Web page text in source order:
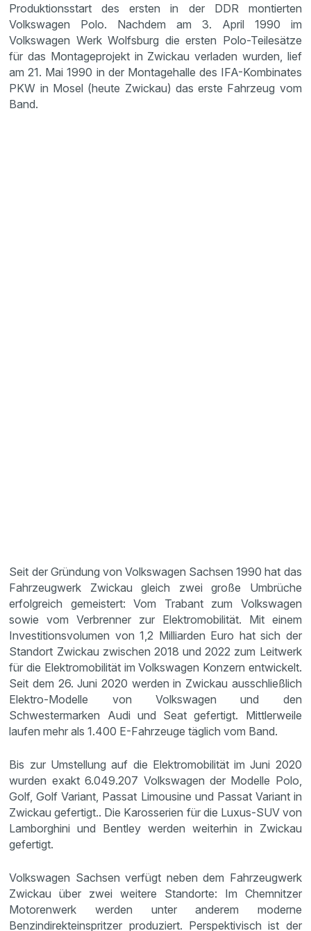
Produktionsstart des ersten in der DDR montierten
Volkswagen Polo. Nachdem am 3. April 1990 im
Volkswagen Werk Wolfsburg die ersten Polo-Teilesätze
für das Montageprojekt in Zwickau verladen wurden, lief
am 21. Mai 1990 in der Montagehalle des IFA-Kombinates
PKW in Mosel (heute Zwickau) das erste Fahrzeug vom
Band.
Seit der Gründung von Volkswagen Sachsen 1990 hat das
Fahrzeugwerk Zwickau gleich zwei große Umbrüche
erfolgreich gemeistert: Vom Trabant zum Volkswagen
sowie vom Verbrenner zur Elektromobilität. Mit einem
Investitionsvolumen von 1,2 Milliarden Euro hat sich der
Standort Zwickau zwischen 2018 und 2022 zum Leitwerk
für die Elektromobilität im Volkswagen Konzern entwickelt.
Seit dem 26. Juni 2020 werden in Zwickau ausschließlich
Elektro-Modelle von Volkswagen und den
Schwestermarken Audi und Seat gefertigt. Mittlerweile
laufen mehr als 1.400 E-Fahrzeuge täglich vom Band.
Bis zur Umstellung auf die Elektromobilität im Juni 2020
wurden exakt 6.049.207 Volkswagen der Modelle Polo,
Golf, Golf Variant, Passat Limousine und Passat Variant in
Zwickau gefertigt.. Die Karosserien für die Luxus-SUV von
Lamborghini und Bentley werden weiterhin in Zwickau
gefertigt.
Volkswagen Sachsen verfügt neben dem Fahrzeugwerk
Zwickau über zwei weitere Standorte: Im Chemnitzer
Motorenwerk werden unter anderem moderne
Benzindirekteinspritzer produziert. Perspektivisch ist der